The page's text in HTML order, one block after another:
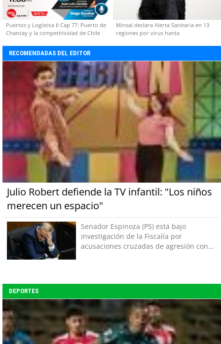
Puertos y Logística II Cap 77: Puerto de
Chancay y la competitividad de Chile
Minsal declara Alerta Sanitaria en 13
regiones por virus hanta
RECOMENDADAS DEL EDITOR
Julio Robert defiende la TV infantil: "Los niños
merecen un espacio"
Senador Espinoza (PS) está bajo
investigación de la Fiscalía por
acusaciones cruzadas de agresión con
DEPORTES